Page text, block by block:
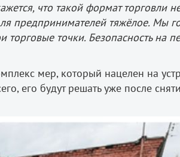
что такой формат торговли
предпринимателей тяжёлое. Мы
точки. Безопасность на
мер, который нацелен на
его будут решать уже после